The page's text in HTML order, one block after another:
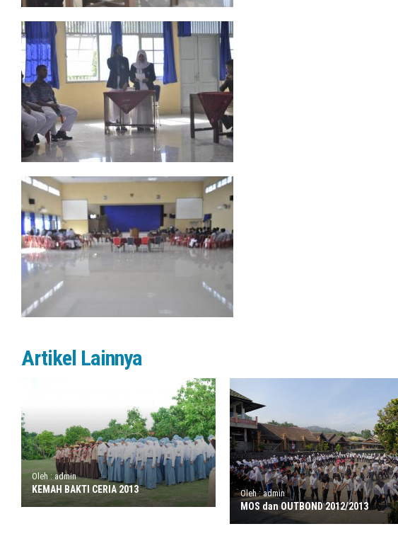
Artikel Lainnya
Oleh : admin
KEMAH BAKTI CERIA 2013 Oleh : admin
MOS dan OUTBOND 2012/2013